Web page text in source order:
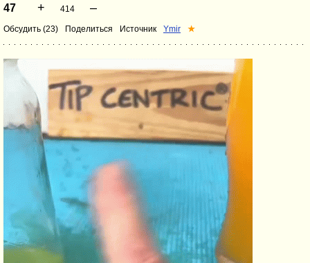
47 + 414 –
Обсудить (23) Поделиться Источник Ymir ★